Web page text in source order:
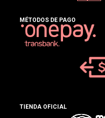
MÉTODOS DE PAGO
TIENDA OFICIAL